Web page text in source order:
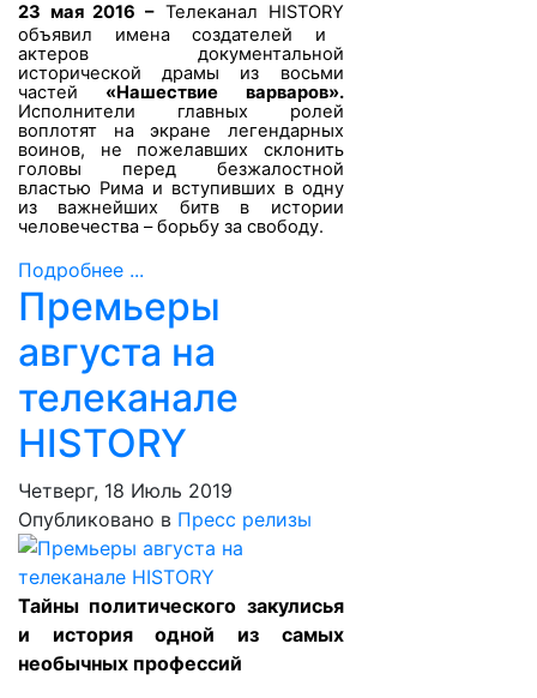
23 мая 2016 – Телеканал HISTORY
объявил имена создателей и
актеров документальной
исторической драмы из восьми
частей «Нашествие варваров».
Исполнители главных ролей
воплотят на экране легендарных
воинов, не пожелавших склонить
головы перед безжалостной
властью Рима и вступивших в одну
из важнейших битв в истории
человечества – борьбу за свободу.
Подробнее ...
Премьеры
августа на
телеканале
HISTORY
Четверг, 18 Июль 2019
Опубликовано в Пресс релизы
Тайны политического закулисья
и история одной из самых
необычных профессий